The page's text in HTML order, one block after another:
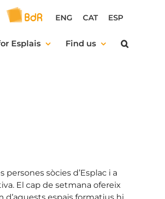
ENG CAT ESP
Esplais Find us
sòcies d’Esplac i a
El cap de setmana ofereix